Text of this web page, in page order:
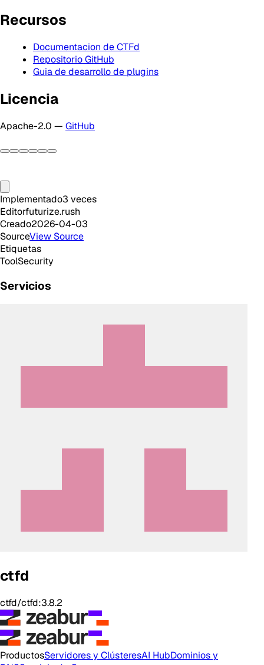
Recursos
Documentacion de CTFd
Repositorio GitHub
Guia de desarrollo de plugins
Licencia
Apache-2.0 — GitHub
Implementado3 veces
Editorfuturize.rush
Creado2026-04-03
SourceView Source
Etiquetas
ToolSecurity
Servicios
ctfd
ctfd/ctfd:3.8.2
ProductosServidores y ClústeresAI HubDominios y